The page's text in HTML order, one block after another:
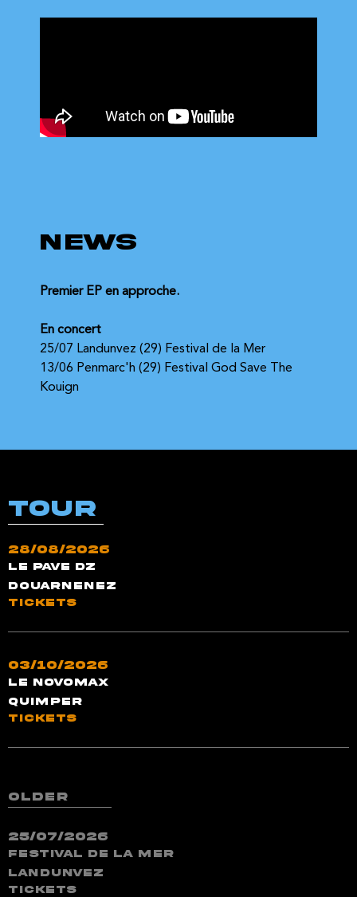
NEWS
Premier EP en approche.
En concert
25/07 Landunvez (29) Festival de la Mer
13/06 Penmarc'h (29) Festival God Save The
Kouign
TOUR
28/08/2026
Le pave Dz
Douarnenez
TICKETS
03/10/2026
Le Novomax
Quimper
TICKETS
older
25/07/2026
Festival de la Mer
Landunvez
TICKETS